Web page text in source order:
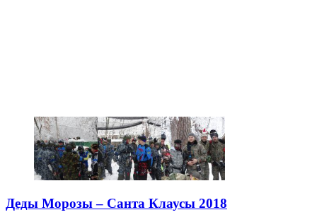
Деды Морозы – Санта Клаусы 2018